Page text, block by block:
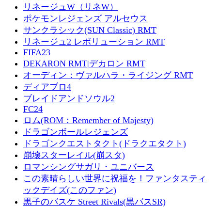
リネージュW（リネW）
ポケモンレジェンズ アルセウス
サンクラシック(SUN Classic) RMT
リネージュ2 レボリューション RMT
FIFA23
DEKARON RMT|デカロン RMT
オーディン：ヴァルハラ・ライジング RMT
ディアブロ4
ブレイドアンドソウル2
FC24
ロム(ROM：Remember of Majesty)
ドラゴンボールレジェンズ
ドラゴンクエストタクト(ドラクエタクト)
崩壊スターレイル(崩スタ)
ロマンシングサガリ・ユニバース
この素晴らしい世界に祝福を！ファンタスティ
ックデイズ(このファン)
黒子のバスケ Street Rivals(黒バスSR)